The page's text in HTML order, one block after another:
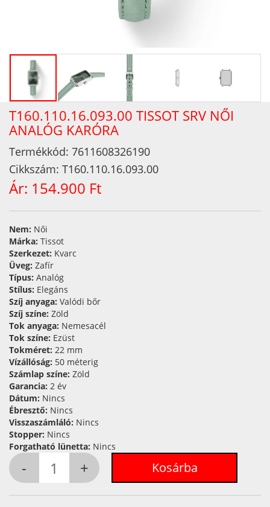
T160.110.16.093.00 TISSOT SRV NŐI
ANALÓG KARÓRA
Termékkód: 7611608326190
Cikkszám: T160.110.16.093.00
Ár: 154.900 Ft
Nem: Női
Márka: Tissot
Szerkezet: Kvarc
Üveg: Zafír
Típus: Analóg
Stílus: Elegáns
Szíj anyaga: Valódi bőr
Szíj színe: Zöld
Tok anyaga: Nemesacél
Tok színe: Ezüst
Tokméret: 22 mm
Vízállóság: 50 méterig
Számlap színe: Zöld
Garancia: 2 év
Dátum: Nincs
Ébresztő: Nincs
Visszaszámláló: Nincs
Stopper: Nincs
Forgatható lünetta: Nincs